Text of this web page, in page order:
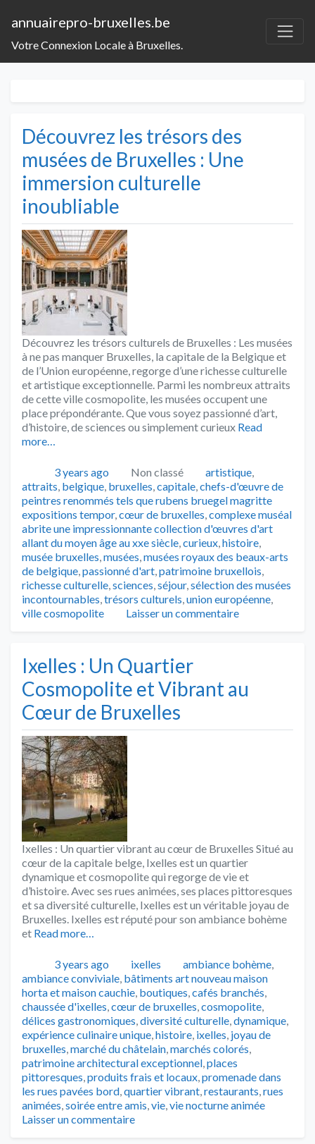
annuairepro-bruxelles.be
Votre Connexion Locale à Bruxelles.
Découvrez les trésors des
musées de Bruxelles : Une
immersion culturelle
inoubliable
Découvrez les trésors culturels de Bruxelles : Les musées
à ne pas manquer Bruxelles, la capitale de la Belgique et
de l’Union européenne, regorge d’une richesse culturelle
et artistique exceptionnelle. Parmi les nombreux attraits
de cette ville cosmopolite, les musées occupent une
place prépondérante. Que vous soyez passionné d’art,
d’histoire, de sciences ou simplement curieux Read
more…
Publié3 years ago Catégories
Non classé Tags
artistique,
attraits, belgique, bruxelles,capitale,chefs-d'œuvre de
peintres renommés tels que rubens bruegel magritte
expositions tempor,cœur de bruxelles,complexe muséal
abrite une impressionnante collection d'œuvres d'art
allant du moyen âge au xxe siècle,curieux,histoire,
musée bruxelles,musées,musées royaux des beaux-arts
de belgique,passionné d'art,patrimoine bruxellois,
richesse culturelle,sciences,séjour,sélection des musées
incontournables,trésors culturels,union européenne,
ville cosmopolite
Laisser un commentaire
Ixelles : Un Quartier
Cosmopolite et Vibrant au
Cœur de Bruxelles
Ixelles : Un quartier vibrant au cœur de Bruxelles Situé au
cœur de la capitale belge, Ixelles est un quartier
dynamique et cosmopolite qui regorge de vie et
d’histoire. Avec ses rues animées, ses places pittoresques
et sa diversité culturelle, Ixelles est un véritable joyau de
Bruxelles. Ixelles est réputé pour son ambiance bohème
et Read more…
Publié3 years ago Catégories
ixelles Tags
ambiance bohème,
ambiance conviviale, bâtiments art nouveau maison
horta et maison cauchie, boutiques,cafés branchés,
chaussée d'ixelles,cœur de bruxelles,cosmopolite,
délices gastronomiques,diversité culturelle,dynamique,
expérience culinaire unique,histoire, ixelles, joyau de
bruxelles,marché du châtelain,marchés colorés,
patrimoine architectural exceptionnel,places
pittoresques,produits frais et locaux,promenade dans
les rues pavées bord,quartier vibrant,restaurants,rues
animées,soirée entre amis,vie,vie nocturne animée
Laisser un commentaire